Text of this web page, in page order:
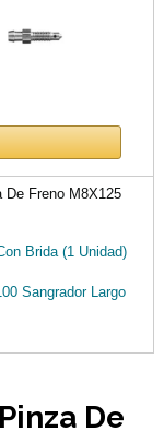
De Freno M8X125
Brida (1 Unidad)
Sangrador Largo
De